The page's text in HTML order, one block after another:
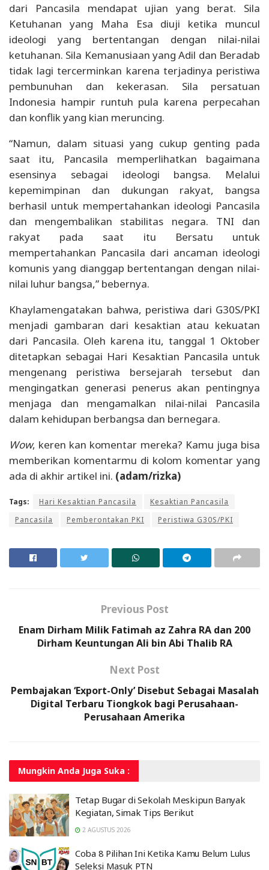
dari Pancasila mendapat ujian yang berat. Sila
Ketuhanan yang Maha Esa diuji ketika muncul
ideologi yang bertentangan dengan nilai-nilai
ketuhanan. Sila Kemanusiaan yang Adil dan Beradab
tidak lagi tercerminkan karena terjadinya peristiwa
pembunuhan dan kekerasan. Sila persatuan
Indonesia hampir runtuh pula karena perpecahan
dan konflik yang kian meruncing.
“Namun, dalam situasi yang cukup genting pada
saat itu, Pancasila memperlihatkan bagaimana
esensinya sebagai ideologi bangsa. Melalui
kepemimpinan dan dukungan rakyat, bangsa
berhasil untuk mempertahankan ideologi Pancasila
dan mengembalikan stabilitas negara. TNI dan
rakyat pada saat itu Bersatu untuk
mempertahankan Pancasila dari ancaman ideologi
komunis yang dianggap bertentangan dengan nilai-
nilai luhur bangsa,” bebernya.
Khaylamengatakan bahwa, peristiwa dari G30S/PKI
menjadi gambaran dari kesaktian atau kekuatan
dari Pancasila. Oleh karena itu, tanggal 1 Oktober
ditetapkan sebagai Hari Kesaktian Pancasila untuk
mengenang peristiwa bersejarah tersebut dan
mengingatkan generasi penerus akan pentingnya
menjaga dan mengamalkan nilai-nilai Pancasila
dalam kehidupan berbangsa dan bernegara.
Wow, keren kan komentar mereka? Kamu juga bisa
memberikan komentarmu di kolom komentar yang
ada di akhir artikel ini. (adam/rizka)
Tags: Hari Kesaktian Pancasila
Kesaktian Pancasila
Pancasila
Pemberontakan PKI Peristiwa G30S/PKI
Previous Post
Enam Dirham Milik Fatimah az Zahra RA dan 200
Dirham Keuntungan Ali bin Abi Thalib RA
Next Post
Pembajakan ‘Export-Only’ Disebut Sebagai Masalah
Digital Terbaru Tiongkok bagi Perusahaan-
Perusahaan Amerika
Mungkin Anda Juga Suka :
Tetap Bugar di Sekolah Meskipun Banyak
Kegiatan, Simak Tips Berikut
2 AGUSTUS 2026
Coba 8 Pilihan Ini Ketika Kamu Belum Lulus
Seleksi Masuk PTN